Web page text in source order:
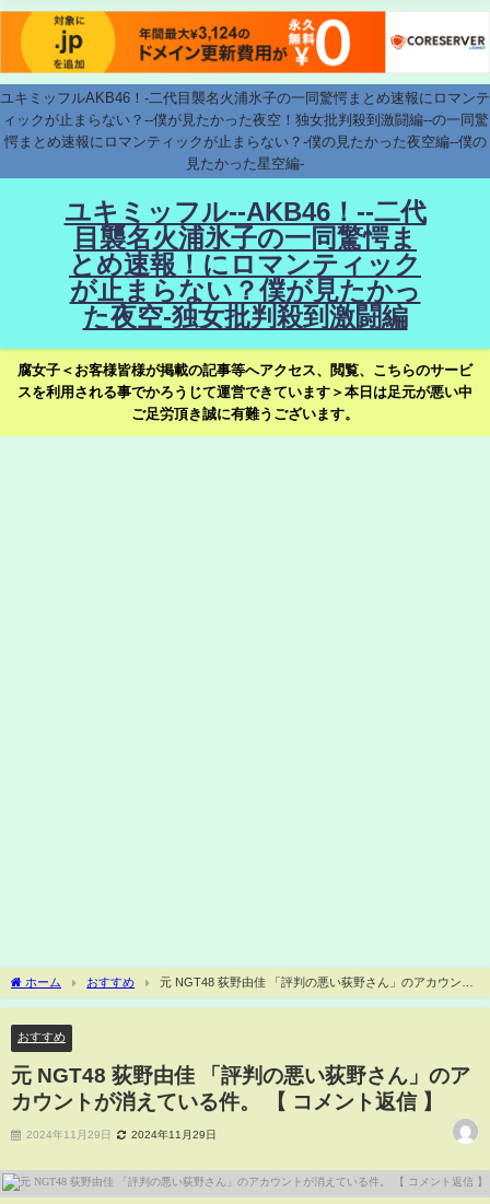
ユキミッフルAKB46！-二代目襲名火浦氷子の一同驚愕まとめ速報にロマンテ
ィックが止まらない？--僕が見たかった夜空！独女批判殺到激闘編--の一同驚
愕まとめ速報にロマンティックが止まらない？-僕の見たかった夜空編--僕の
見たかった星空編-
ユキミッフル--AKB46！--二代
目襲名火浦氷子の一同驚愕ま
とめ速報！にロマンティック
が止まらない？僕が見たかっ
た夜空-独女批判殺到激闘編
腐女子＜お客様皆様が掲載の記事等へアクセス、閲覧、こちらのサービ
スを利用される事でかろうじて運営できています＞本日は足元が悪い中
ご足労頂き誠に有難うございます。
ホーム おすすめ
元 NGT48 荻野由佳 「評判の悪い荻野さん」のアカウント
が消えている件。 【 コメント返信 】
おすすめ
元 NGT48 荻野由佳 「評判の悪い荻野さん」のア
カウントが消えている件。 【 コメント返信 】
2024年11月29日 2024年11月29日